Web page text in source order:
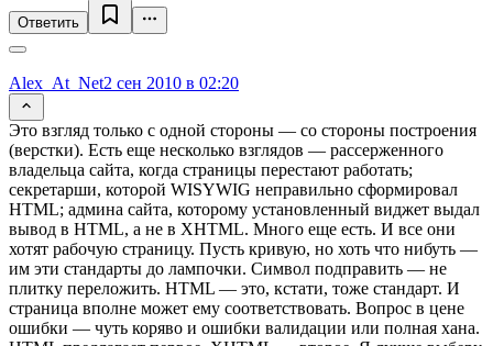
Ответить
Alex_At_Net2 сен 2010 в 02:20
Это взгляд только с одной стороны — со стороны построения
(верстки). Есть еще несколько взглядов — рассерженного
владельца сайта, когда страницы перестают работать;
секретарши, которой WISYWIG неправильно сформировал
HTML; админа сайта, которому установленный виджет выдал
вывод в HTML, а не в XHTML. Много еще есть. И все они
хотят рабочую страницу. Пусть кривую, но хоть что нибуть —
им эти стандарты до лампочки. Символ подправить — не
плитку переложить. HTML — это, кстати, тоже стандарт. И
страница вполне может ему соответствовать. Вопрос в цене
ошибки — чуть коряво и ошибки валидации или полная хана.